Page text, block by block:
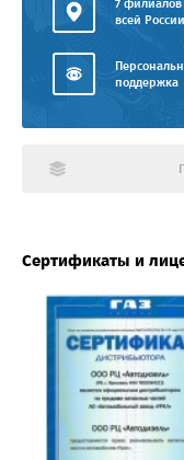
7 филиалов
всей России
поддержка
Сертификаты и